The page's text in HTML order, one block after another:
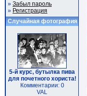
» Забыл пароль
» Регистрация
Случайная фотография
5-й курс, бутылка пива
для почетного хориста!
Комментарии: 0
VAL